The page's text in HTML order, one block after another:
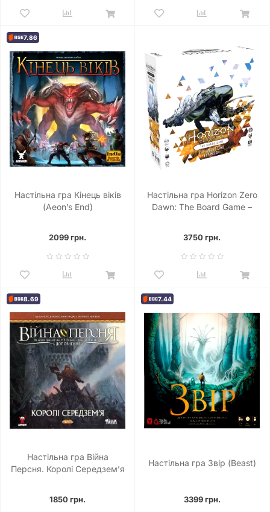
7.86
Настільна гра Кінець віків
(Aeon’s End)
2099 грн.
Настільна гра Horizon Zero
Dawn: The Board Game –
3750 грн.
8.69
Настільна гра Війна
Персня. Королі Середзем’я
1850 грн.
7.44
Настільна гра Звір (Beast)
3399 грн.